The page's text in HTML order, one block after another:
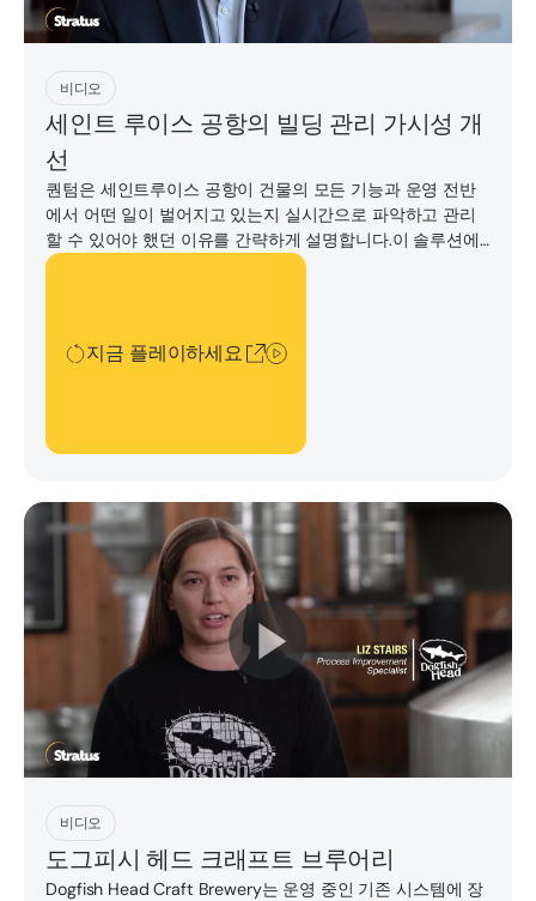
비디오
세인트 루이스 공항의 빌딩 관리 가시성 개
선
퀀텀은 세인트루이스 공항이 건물의 모든 기능과 운영 전반
에서 어떤 일이 벌어지고 있는지 실시간으로 파악하고 관리
할 수 있어야 했던 이유를 간략하게 설명합니다.이 솔루션에
는 스트라투스 ftServer가 포함되어 있으며 퀀텀 솔루션,
지금 플레이하세요
지금 플레이하세요
지금 플레이하세요
비디오
도그피시 헤드 크래프트 브루어리
Dogfish Head Craft Brewery는 운영 중인 기존 시스템에 장
지금 플레이하세요